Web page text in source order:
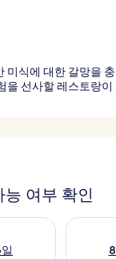
미식에 대한 갈망을
을 선사할 레스토랑이
여부 확인
확인, 8월 5일 ~ 8월
내일 예